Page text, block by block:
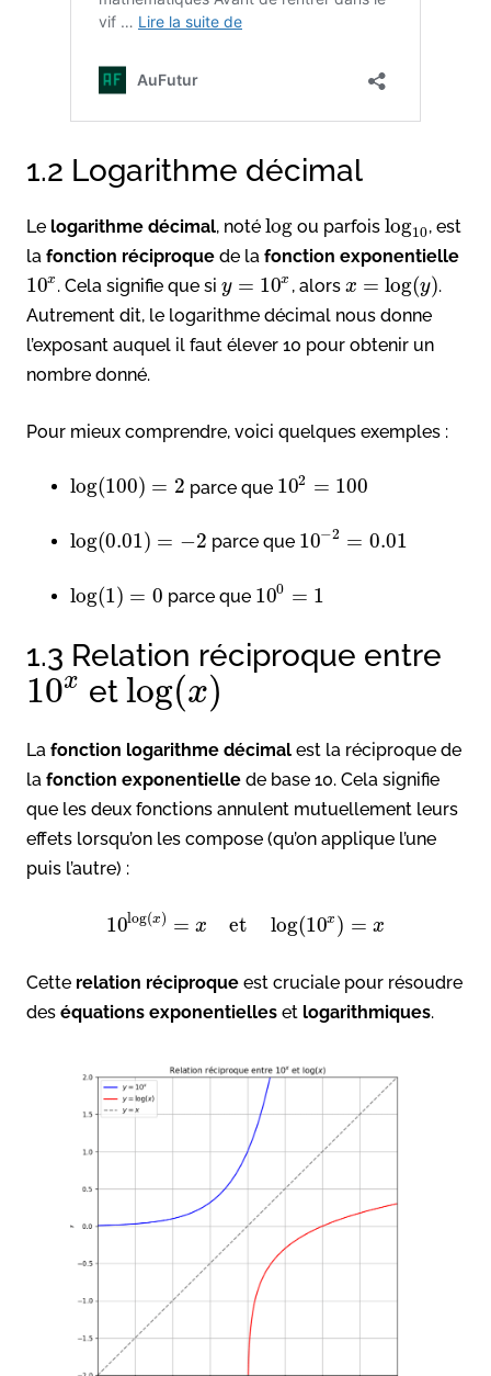
1.2 Logarithme décimal
Le logarithme décimal, noté log ou parfoislog10, est
la fonction réciproque de la fonction exponentielle
10x . Cela signifie que siy = 10x , alors x = log(y).
Autrement dit, le logarithme décimal nous donne
l’exposant auquel il faut élever 10 pour obtenir un
nombre donné.
Pour mieux comprendre, voici quelques exemples :
log(100) = 2 parce que 102 = 100
log(0.01) = −2 parce que 10−2 = 0.01
log(1) = 0 parce que 100 = 1
1.3 Relation réciproque entre
10x etlog(x)
La fonction logarithme décimal est la réciproque de
la fonction exponentielle de base 10. Cela signifie
que les deux fonctions annulent mutuellement leurs
effets lorsqu’on les compose (qu’on applique l’une
puis l’autre) :
10log(x) = x et log(10x ) = x
Cette relation réciproque est cruciale pour résoudre
des équations exponentielles et logarithmiques.